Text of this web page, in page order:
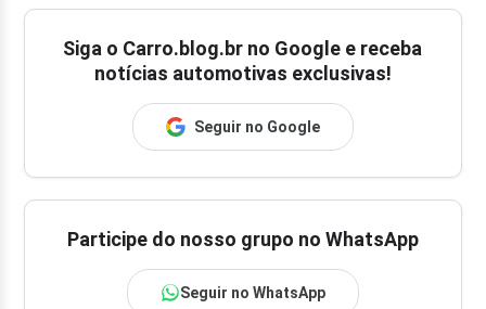
Siga o Carro.blog.br no Google e receba
notícias automotivas exclusivas!
Seguir no Google
Participe do nosso grupo no WhatsApp
Seguir no WhatsApp